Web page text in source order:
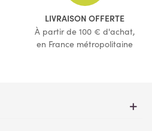
LIVRAISON OFFERTE
À partir de 100 € d'achat,
en France métropolitaine